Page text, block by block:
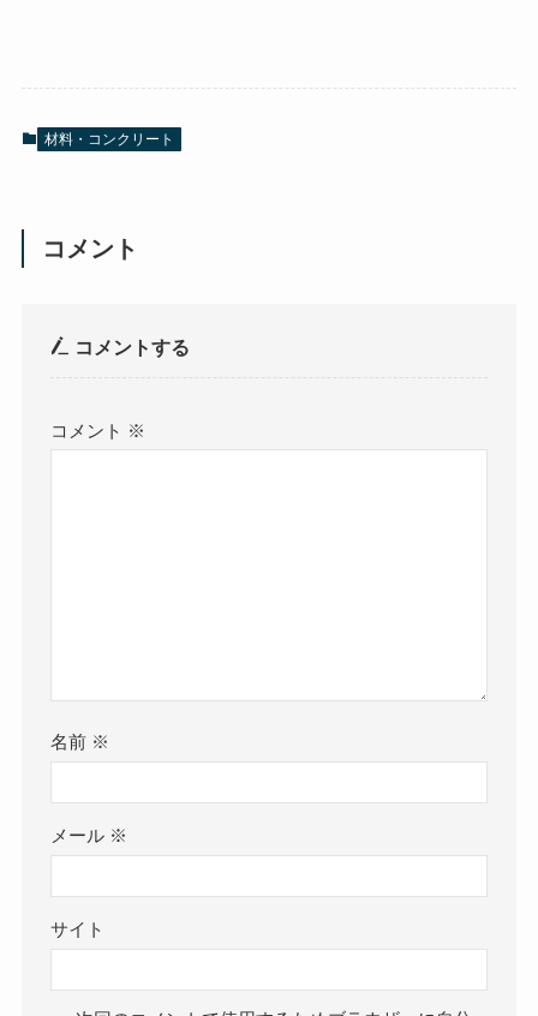
e
b
k
er
材料・コンクリート
コメント
コメントする
コメント ※
名前 ※
メール ※
サイト